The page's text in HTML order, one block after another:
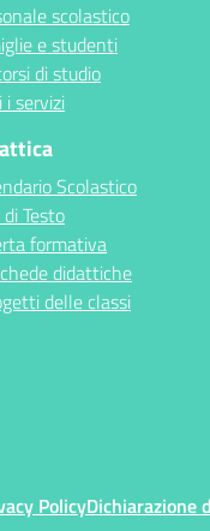
scolastico
e studenti
di studio
i servizi
Scolastico
Testo
formativa
didattiche
delle classi
PolicyDichiarazione